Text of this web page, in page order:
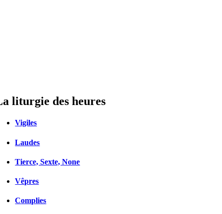
liturgie des heures
Vigiles
Laudes
Tierce, Sexte, None
Vêpres
Complies